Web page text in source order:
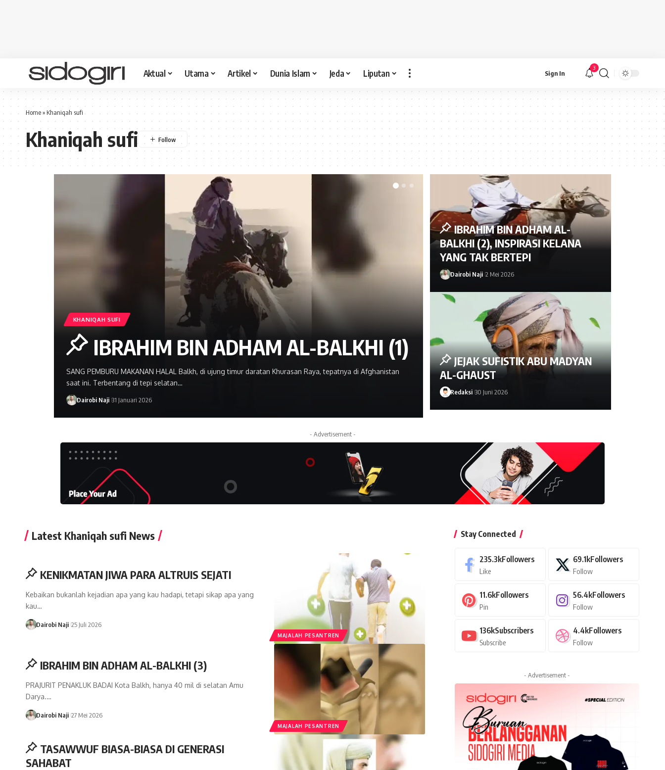
Aktual Utama Artikel Dunia Islam Jeda Liputan Sign In
3
Home» Khaniqah sufi
Khaniqah sufi
KHANIQAH SUFI
IBRAHIM BIN ADHAM AL-BALKHI (1)
SANG PEMBURU MAKANAN HALAL Balkh, di ujung timur daratan Khurasan Raya, tepatnya di Afghanistan
saat ini. Terbentang di tepi selatan…
Dairobi Naji 31 Januari 2026 Dairobi Naji
IBRAHIM BIN ADHAM AL-
BALKHI (2), INSPIRASI KELANA
YANG TAK BERTEPI
Dairobi Naji 2 Mei 2026
JEJAK SUFISTIK ABU MADYAN
AL-GHAUST
Redaksi 30 Juni 2026
- Advertisement -
Latest Khaniqah sufi News
MAJALAH PESANTREN
KENIKMATAN JIWA PARA ALTRUIS SEJATI
Kebaikan bukanlah kejadian apa yang kau hadapi, tetapi sikap apa yang
kau…
Dairobi Naji 25 Juli 2026
MAJALAH PESANTREN
IBRAHIM BIN ADHAM AL-BALKHI (3)
PRAJURIT PENAKLUK BADAI Kota Balkh, hanya 40 mil di selatan Amu
Darya.…
Dairobi Naji 27 Mei 2026
TASAWWUF BIASA-BIASA DI GENERASI
SAHABAT
Stay Connected
235.3kFollowers
Like
69.1kFollowers
Follow
11.6kFollowers
Pin
56.4kFollowers
Follow
136kSubscribers
Subscribe
4.4kFollowers
Follow
- Advertisement -